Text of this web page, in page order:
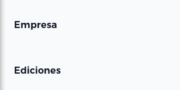
Empresa
Ediciones